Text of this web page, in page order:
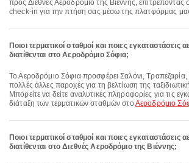
προς Διεθνές Αεροδρόμιο της Βιέννης, επιτρέποντάς
check-in για την πτήση σας μέσω της πλατφόρμας
Ποιοι τερματικοί σταθμοί και ποιες εγκαταστάσεις
διατίθενται στο Αεροδρόμιο Σόφια;
Το Αεροδρόμιο Σόφια προσφέρει Σαλόνι, Τραπεζαρία, Χώρος καπνιστών και
πολλές άλλες παροχές για τη βελτίωση της
Μπορείτε να δείτε αναλυτικές πληροφορίες για τις
διάταξη των τερματικών σταθμών στοΑεροδρόμιο
Ποιοι τερματικοί σταθμοί και ποιες εγκαταστάσεις
διατίθενται στο Διεθνές Αεροδρόμιο της Βιέννης;